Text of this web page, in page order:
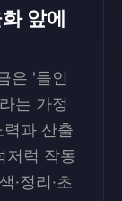
앞에
은 '들인
는 가정
과 산출
저럭 작동
·정리·초